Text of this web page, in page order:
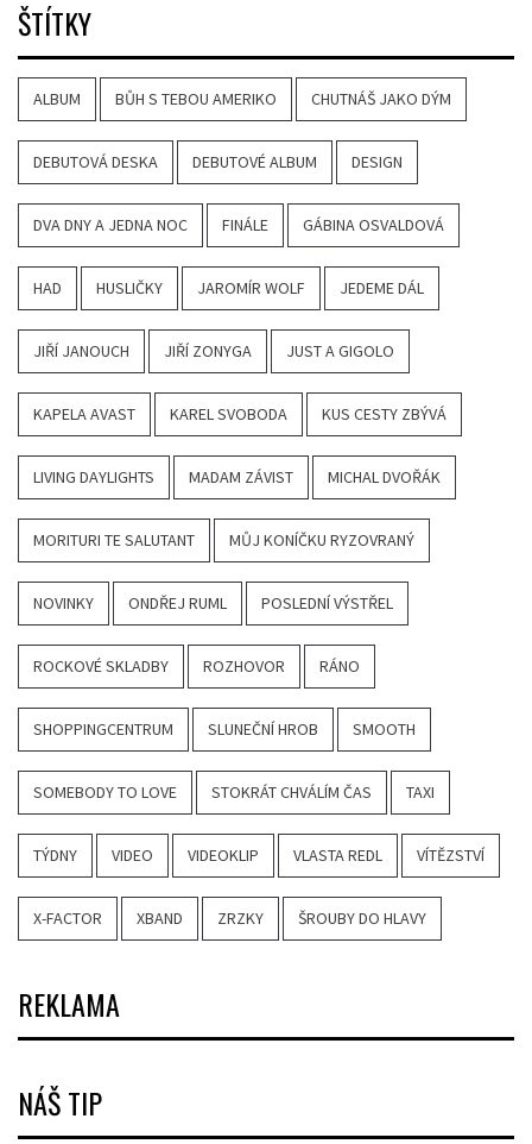
ŠTÍTKY
ALBUM BŮH S TEBOU AMERIKO CHUTNÁŠ JAKO DÝM
DEBUTOVÁ DESKA DEBUTOVÉ ALBUM DESIGN
DVA DNY A JEDNA NOC FINÁLE GÁBINA OSVALDOVÁ
HAD HUSLIČKY JAROMÍR WOLF JEDEME DÁL
JIŘÍ JANOUCH JIŘÍ ZONYGA JUST A GIGOLO
KAPELA AVAST KAREL SVOBODA KUS CESTY ZBÝVÁ
LIVING DAYLIGHTS MADAM ZÁVIST MICHAL DVOŘÁK
MORITURI TE SALUTANT MŮJ KONÍČKU RYZOVRANÝ
NOVINKY ONDŘEJ RUML POSLEDNÍ VÝSTŘEL
ROCKOVÉ SKLADBY ROZHOVOR RÁNO
SHOPPINGCENTRUM SLUNEČNÍ HROB SMOOTH
SOMEBODY TO LOVE STOKRÁT CHVÁLÍM ČAS TAXI
TÝDNY VIDEO VIDEOKLIP VLASTA REDL VÍTĚZSTVÍ
X-FACTOR XBAND ZRZKY ŠROUBY DO HLAVY
REKLAMA
NÁŠ TIP